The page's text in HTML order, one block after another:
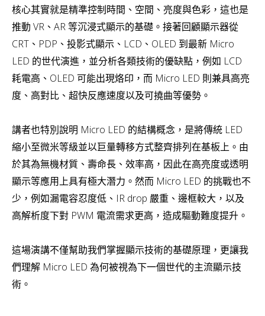
核心其實就是精準控制時間、空間、亮度與色彩，這也是
推動 VR、AR 等沉浸式顯示的基礎。接著回顧顯示器從
CRT、PDP、投影式顯示、LCD、OLED 到最新 Micro
LED 的世代演進，並分析各類技術的優缺點，例如 LCD
耗電高、OLED 可能出現烙印，而 Micro LED 則兼具高亮
度、高對比、超快反應速度以及可撓曲等優勢。
講者也特別說明 Micro LED 的結構概念，是將傳統 LED
縮小至微米等級並以巨量轉移方式整齊排列在基板上。由
於其為無機材質、壽命長、效率高，因此在高亮度或透明
顯示等應用上具有極大潛力。然而 Micro LED 的挑戰也不
少，例如漏電容忍度低、IR drop 嚴重、邊框較大，以及
高解析度下對 PWM 電流需求更高，造成驅動難度提升。
這場演講不僅幫助我們掌握顯示技術的基礎原理，更讓我
們理解 Micro LED 為何被視為下一個世代的主流顯示技
術。